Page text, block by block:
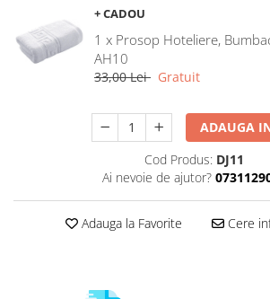
+ CADOU
1 x Prosop Hoteliere,
AH10
33,00 Lei Gratuit
ADAUGA
Cod Produs: DJ11
Ai nevoie de ajutor?
Adauga la Favorite Cere